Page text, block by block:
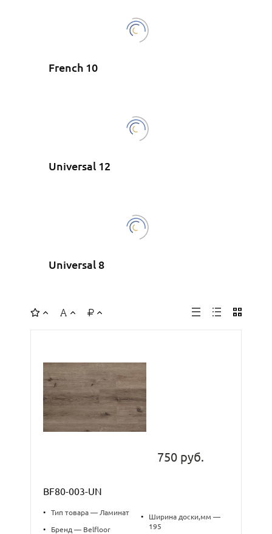
French 10
Universal 12
Universal 8
750 руб.
BF80-003-UN
• Тип товара — Ламинат
• Бренд — Belfloor
•
Ширина доски,мм —
195